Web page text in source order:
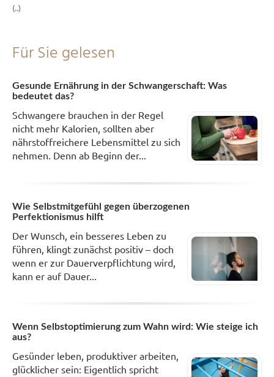
(..)
Für Sie gelesen
Gesunde Ernährung in der Schwangerschaft: Was
bedeutet das?
Schwangere brauchen in der Regel
nicht mehr Kalorien, sollten aber
nährstoffreichere Lebensmittel zu sich
nehmen. Denn ab Beginn der...
Wie Selbstmitgefühl gegen überzogenen
Perfektionismus hilft
Der Wunsch, ein besseres Leben zu
führen, klingt zunächst positiv – doch
wenn er zur Dauerverpflichtung wird,
kann er auf Dauer...
Wenn Selbstoptimierung zum Wahn wird: Wie steige ich
aus?
Gesünder leben, produktiver arbeiten,
glücklicher sein: Eigentlich spricht